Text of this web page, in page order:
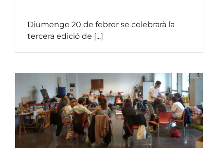
Diumenge 20 de febrer se celebrarà la
tercera edició de [...]